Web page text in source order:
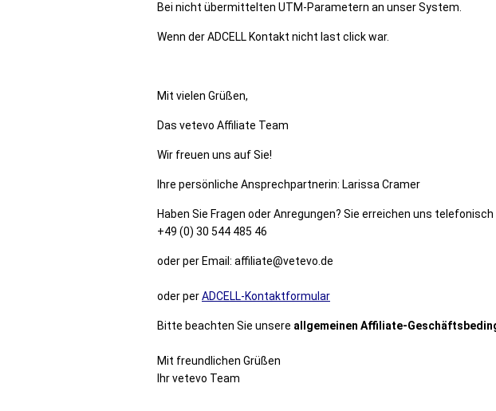
Bei nicht übermittelten UTM-Parametern an unser System.
Wenn der ADCELL Kontakt nicht last click war.
Mit vielen Grüßen,
Das vetevo Affiliate Team
Wir freuen uns auf Sie!
Ihre persönliche Ansprechpartnerin: Larissa Cramer
Haben Sie Fragen oder Anregungen? Sie erreichen uns
+49 (0) 30 544 485 46
oder per Email: affiliate@vetevo.de
oder perADCELL-Kontaktformular
Bitte beachten Sie unsere allgemeinen Affiliate-
Mit freundlichen Grüßen
Ihr vetevo Team